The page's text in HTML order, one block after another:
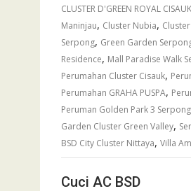
CLUSTER D'GREEN ROYAL CISAUK
Maninjau, Cluster Nubia,
Serpong, Green Garden
Residence, Mall Paradise Walk
Perumahan Cluster Cisauk,
Perumahan GRAHA PUSPA,
Peruman Golden Park 3 Serpong
Garden Cluster Green Valley,
BSD City Cluster Nittaya, Villa
Cuci AC BSD